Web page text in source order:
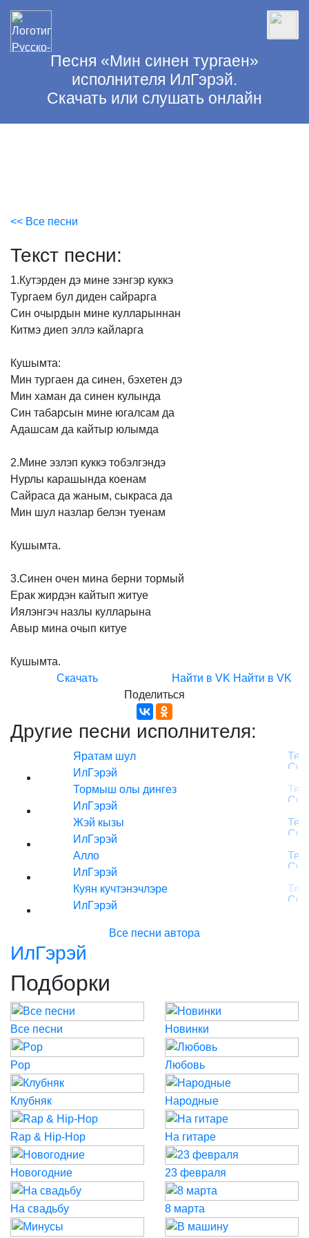
Песня «Мин синен тургаен»
исполнителя ИлГэрэй.
Скачать или слушать онлайн
<< Все песни
Текст песни:
1.Кутэрден дэ мине зэнгэр куккэ
Тургаем бул диден сайрарга
Син очырдын мине кулларыннан
Китмэ диеп эллэ кайларга
Кушымта:
Мин тургаен да синен, бэхетен дэ
Мин хаман да синен кулында
Син табарсын мине югалсам да
Адашсам да кайтыр юлымда
2.Мине эзлэп куккэ тобэлгэндэ
Нурлы карашында коенам
Сайраса да жаным, сыкраса да
Мин шул назлар белэн туенам
Кушымта.
3.Синен очен мина берни тормый
Ерак жирдэн кайтып житуе
Иялэнгэч назлы кулларына
Авыр мина очып китуе
Кушымта.
Скачать
Найти в VK Найти в VK
Поделиться
Другие песни исполнителя:
Яратам шул
ИлГэрэй
Тормыш олы дингез
ИлГэрэй
Жэй кызы
ИлГэрэй
Алло
ИлГэрэй
Куян кучтэнэчлэре
ИлГэрэй
Все песни автора
ИлГэрэй
Подборки
Все песни Новинки
Pop Любовь
Клубняк Народные
Rap & Hip-Hop На гитаре
Новогодние 23 февраля
На свадьбу 8 марта